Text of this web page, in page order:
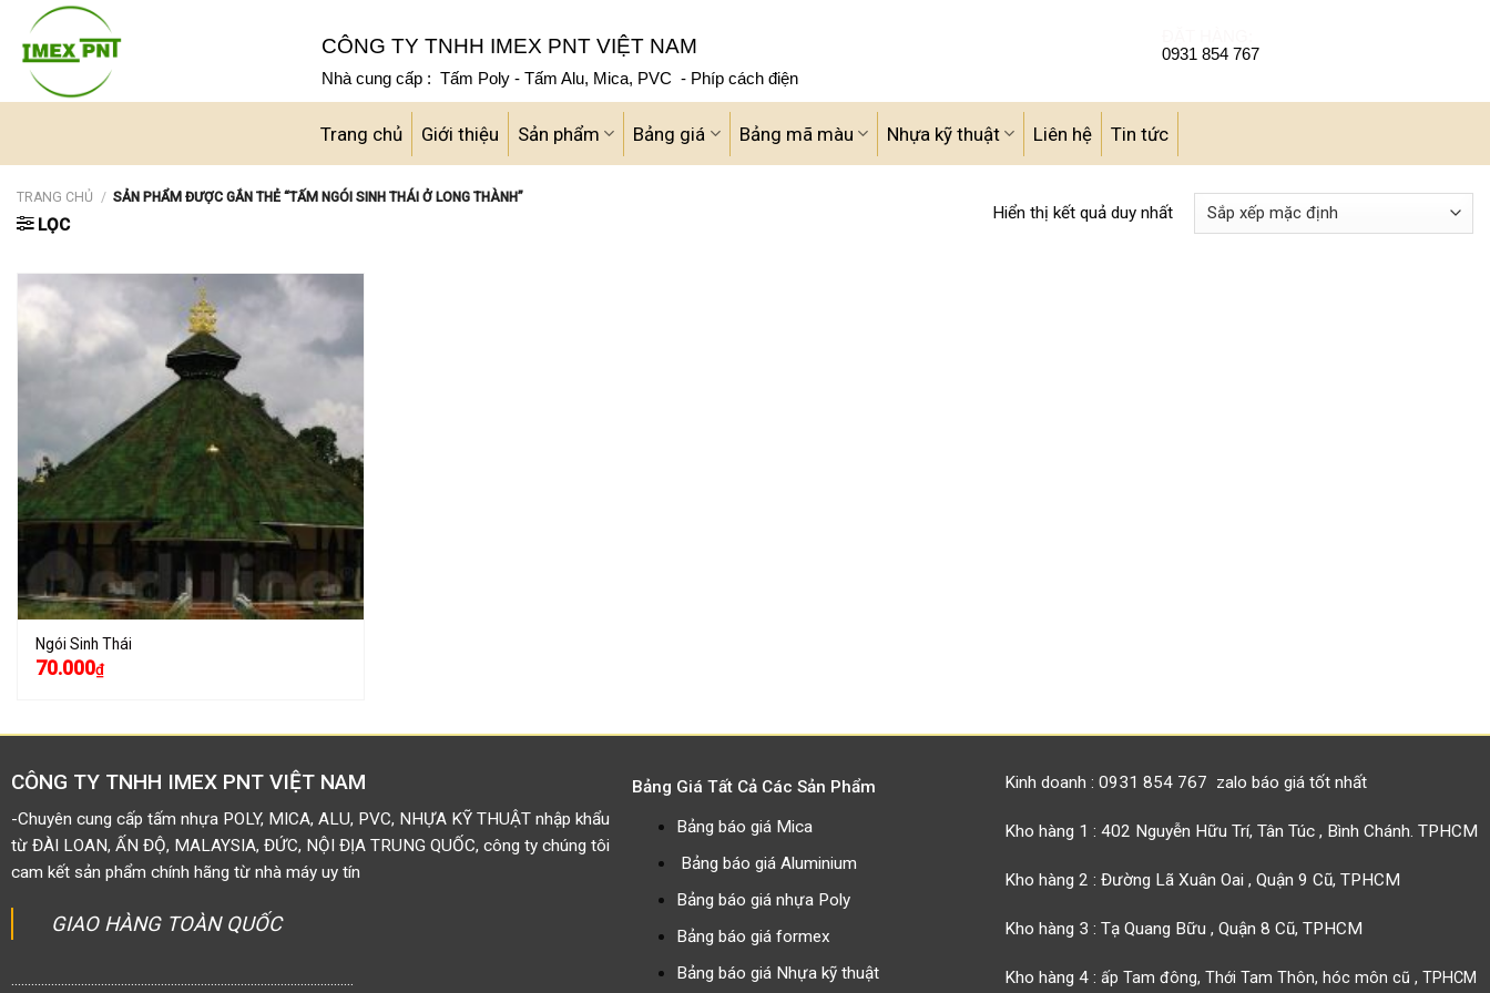
content
CÔNG TY TNHH IMEX PNT VIỆT NAM
Nhà cung cấp : Tấm Poly - Tấm Alu, Mica, PVC - Phíp cách điện
0931 854 767
Trang chủ Giới thiệu Sản phẩm Bảng giá Bảng mã màu Nhựa kỹ thuật Liên hệ Tin tức
TRANG CHỦ / SẢN PHẨM ĐƯỢC GẮN THẺ “TẤM NGÓI SINH THÁI Ở LONG THÀNH”
LỌC
Hiển thị kết quả duy nhất
Ngói Sinh Thái
70.000₫
CÔNG TY TNHH IMEX PNT VIỆT NAM
-Chuyên cung cấp tấm nhựa POLY, MICA, ALU, PVC, NHỰA KỸ THUẬT nhập khẩu
từ ĐÀI LOAN, ẤN ĐỘ, MALAYSIA, ĐỨC, NỘI ĐỊA TRUNG QUỐC, công ty chúng tôi
cam kết sản phẩm chính hãng từ nhà máy uy tín
GIAO HÀNG TOÀN QUỐC
Bảng Giá Tất Cả Các Sản Phẩm
Bảng báo giá Mica
Bảng báo giá Aluminium
Bảng báo giá nhựa Poly
Bảng báo giá formex
Bảng báo giá Nhựa kỹ thuật
Kinh doanh : 0931 854 767 zalo báo giá tốt nhất
Kho hàng 1 : 402 Nguyễn Hữu Trí, Tân Túc , Bình Chánh. TPHCM
Kho hàng 2 : Đường Lã Xuân Oai , Quận 9 Cũ, TPHCM
Kho hàng 3 : Tạ Quang Bữu , Quận 8 Cũ, TPHCM
Kho hàng 4 : ấp Tam đông, Thới Tam Thôn, hóc môn cũ , TPHCM